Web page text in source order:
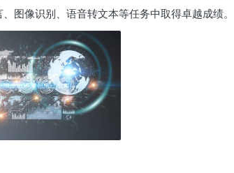
图像识别、语音转文本等任务中取得卓越成绩。